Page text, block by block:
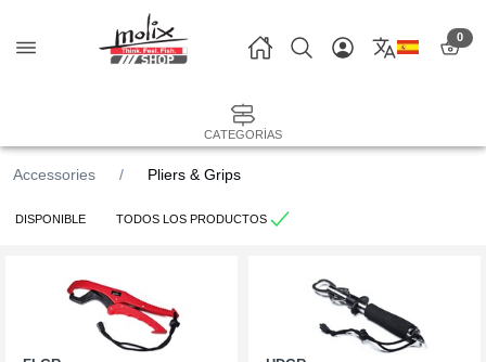
0
CATEGORÍAS
Accessories Pliers & Grips
DISPONIBLE TODOS LOS PRODUCTOS